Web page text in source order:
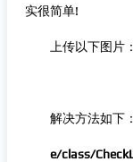
实很简单!
上传以下图片：
解决方法如下：
e/class/